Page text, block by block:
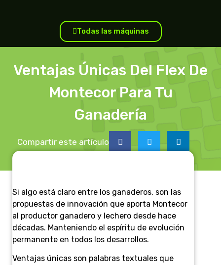
Todas las máquinas
Ventajas Únicas Del Flex De
Montecor Para Tu
Ganadería
Compartir este artículo
Si algo está claro entre los ganaderos, son las
propuestas de innovación que aporta Montecor
al productor ganadero y lechero desde hace
décadas. Manteniendo el espíritu de evolución
permanente en todos los desarrollos.
Ventajas únicas son palabras textuales que